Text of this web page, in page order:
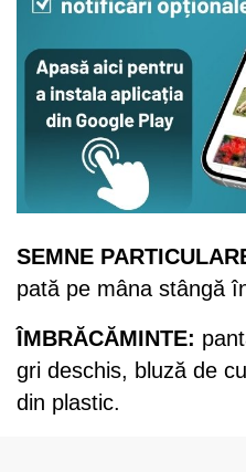
SEMNE
pată pe mâna stângă
ÎMBRĂCĂMINTE:
gri deschis, bluză de
din plastic.